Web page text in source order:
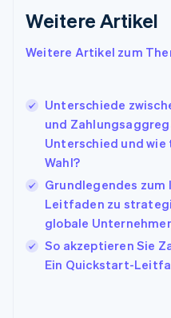
Weitere Artikel
Weitere Artikel zum
Unterschiede
und
Unterschied und
Wahl?
Grundlegendes zum
Leitfaden zu
globale
So akzeptieren Sie
Ein Quickstart-
Indien
Irland
ItalianoEnglish
Japan
日本語 English
English
Kroatien
EnglishItaliano
Lettland
English
Liechtenstein
DeutschEnglish